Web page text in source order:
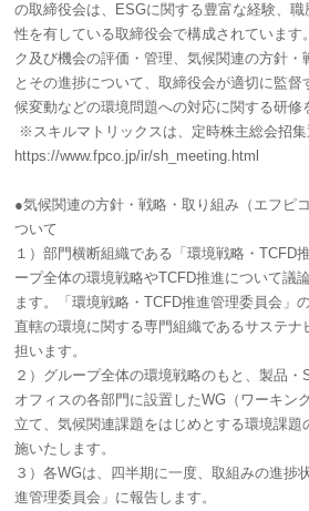
の取締役会は、ESGに関する豊富な経験、
性を有している取締役会で構成されていま
ク及び機会の評価・管理、気候関連の方針・
とその進捗について、取締役会が適切に監
候変動などの環境問題への対応に関する研修
※スキルマトリックスは、定時株主総会
https://www.fpco.jp/ir/sh_meeting.html
●気候関連の方針・戦略・取り組み（エフピ
ついて
１）部門横断組織である「環境戦略・TCFD
ープ全体の環境戦略やTCFD推進について議
ます。「環境戦略・TCFD推進管理委員会」
直轄の環境に関する専門組織であるサステナ
担います。
２）グループ全体の環境戦略のもと、製品・
オフィスの各部門に設置したWG（ワーキン
立て、気候関連課題をはじめとする環境課
施いたします。
３）各WGは、四半期に一度、取組みの進捗
進管理委員会」に報告します。